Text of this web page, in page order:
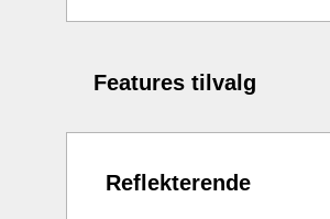
Features tilvalg
Reflekterende